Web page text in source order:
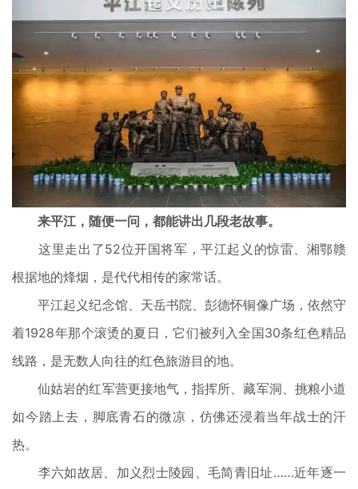
来平江，随便一问，都能讲出几段老故事。
这里走出了52位开国将军，平江起义的惊雷、湘鄂赣
根据地的烽烟，是代代相传的家常话。
平江起义纪念馆、天岳书院、彭德怀铜像广场，依然守
着1928年那个滚烫的夏日，它们被列入全国30条红色精品
线路，是无数人向往的红色旅游目的地。
仙姑岩的红军营更接地气，指挥所、藏军洞、挑粮小道
如今踏上去，脚底青石的微凉，仿佛还浸着当年战士的汗
热。
李六如故居、加义烈士陵园、毛简青旧址……近年逐一